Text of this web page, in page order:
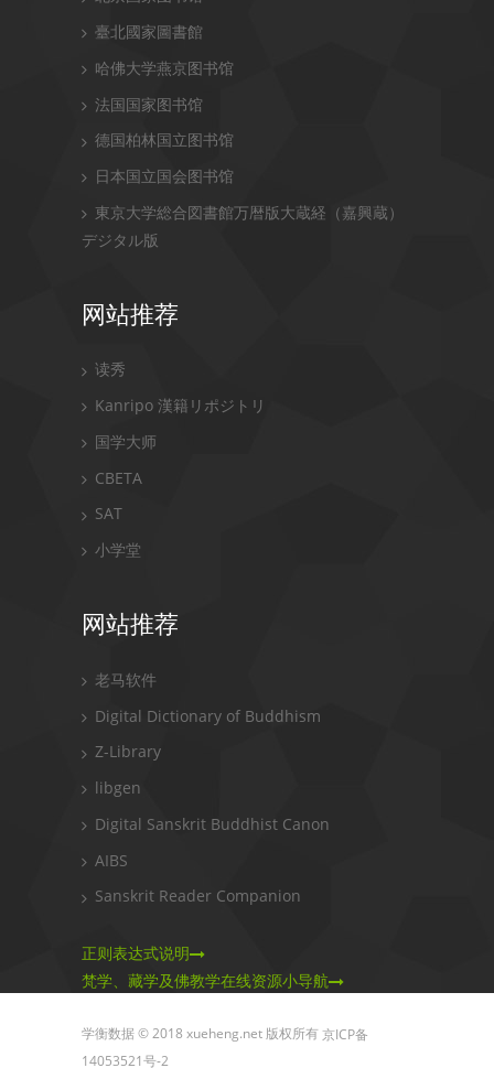
臺北國家圖書館
哈佛大学燕京图书馆
法国国家图书馆
德国柏林国立图书馆
日本国立国会图书馆
東京大学総合図書館万暦版大蔵経（嘉興蔵）
デジタル版
网站推荐
读秀
Kanripo 漢籍リポジトリ
国学大师
CBETA
SAT
小学堂
网站推荐
老马软件
Digital Dictionary of Buddhism
Z-Library
libgen
Digital Sanskrit Buddhist Canon
AIBS
Sanskrit Reader Companion
正则表达式说明
梵学、藏学及佛教学在线资源小导航
学衡数据 © 2018 xueheng.net 版权所有京ICP备
14053521号-2